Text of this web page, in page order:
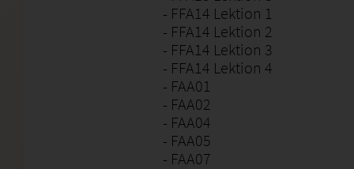
- FFA14 Lektion 1
- FFA14 Lektion 2
- FFA14 Lektion 3
- FFA14 Lektion 4
- FAA01
- FAA02
- FAA04
- FAA05
- FAA07